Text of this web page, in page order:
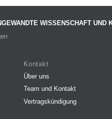
WISSENSCHAFT UND
Kontakt
Über uns
Team und Kontakt
Vertragskündigung